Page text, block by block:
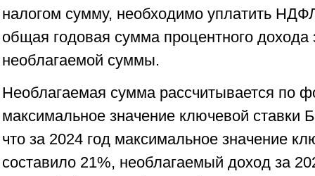
налогом сумму, необходимо уплатить
общая годовая сумма процентного дохода
необлагаемой суммы.
Необлагаемая сумма рассчитывается по
максимальное значение ключевой ставки
что за 2024 год максимальное значение
составило 21%, необлагаемый доход за